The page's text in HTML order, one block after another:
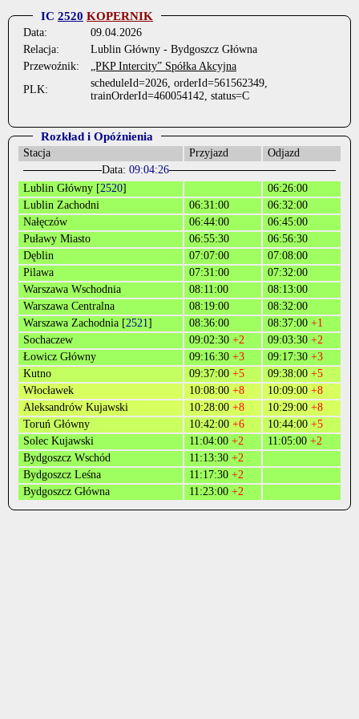
IC 2520 KOPERNIK
Data:
09.04.2026
Relacja:
Lublin Główny - Bydgoszcz Główna
Przewoźnik:
„PKP Intercity” Spółka Akcyjna
PLK:
scheduleId=2026, orderId=561562349,
trainOrderId=460054142, status=C
Rozkład i Opóźnienia
Stacja Przyjazd
Odjazd
Data: 09:04:26
Lublin Główny [2520]
06:26:00
Lublin Zachodni
06:31:00
06:32:00
Nałęczów
06:44:00
06:45:00
Puławy Miasto
06:55:30
06:56:30
Dęblin
07:07:00
07:08:00
Pilawa
07:31:00
07:32:00
Warszawa Wschodnia
08:11:00
08:13:00
Warszawa Centralna
08:19:00
08:32:00
Warszawa Zachodnia [2521] 08:36:00 08:37:00 +1
Sochaczew
09:02:30 +2 09:03:30 +2
Łowicz Główny
09:16:30 +3 09:17:30 +3
Kutno
09:37:00 +5 09:38:00 +5
Włocławek
10:08:00 +8 10:09:00 +8
Aleksandrów Kujawski
10:28:00 +8 10:29:00 +8
Toruń Główny
10:42:00 +6 10:44:00 +5
Solec Kujawski
11:04:00 +2 11:05:00 +2
Bydgoszcz Wschód
11:13:30 +2
Bydgoszcz Leśna
11:17:30 +2
Bydgoszcz Główna
11:23:00 +2